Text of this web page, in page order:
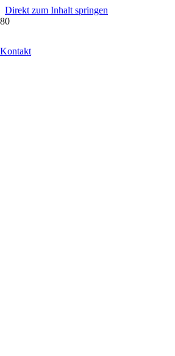
Direkt zum Inhalt springen
Kontakt